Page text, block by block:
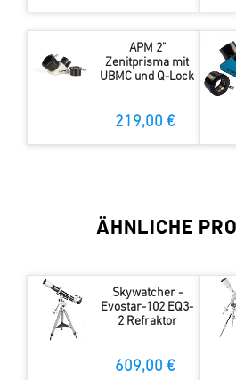
APM 2"
Zenitprisma mit
UBMC und Q-Lock
219,00 €
ÄHNLICHE
Skywatcher -
Evostar-102 EQ3-
2 Refraktor
609,00 €